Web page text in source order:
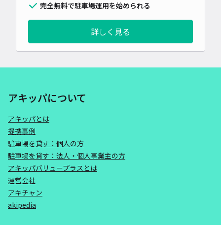
完全無料で駐車場運用を始められる
詳しく見る
アキッパについて
アキッパとは
提携事例
駐車場を貸す：個人の方
駐車場を貸す：法人・個人事業主の方
アキッパバリュープラスとは
運営会社
アキチャン
akipedia